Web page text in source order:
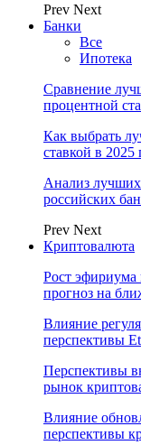
Prev Next
Банки
Все
Ипотека
Сравнение
процентной
Как выбрать
ставкой в 2025
Анализ лучших
российских
Prev Next
Криптовалюта
Рост эфириума
прогноз на
Влияние
перспективы
Перспективы
рынок
Влияние
перспективы